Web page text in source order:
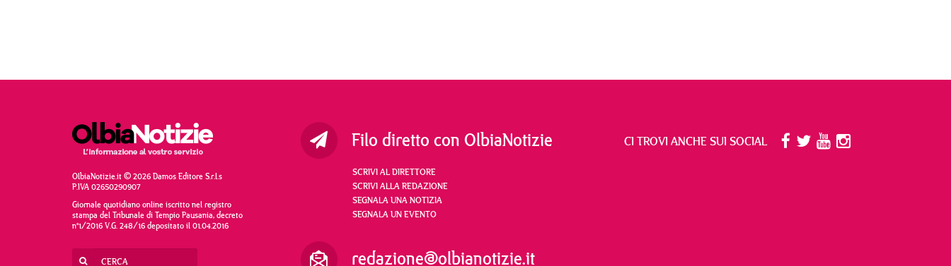
OlbiaNotizie.it © 2026 Damos Editore S.r.l.s
P.IVA 02650290907
Giornale quotidiano online iscritto nel registro
stampa del Tribunale di Tempio Pausania, decreto
n°1/2016 V.G. 248/16 depositato il 01.04.2016
Filo diretto con OlbiaNotizie
SCRIVI AL DIRETTORE
SCRIVI ALLA REDAZIONE
SEGNALA UNA NOTIZIA
SEGNALA UN EVENTO
redazione@olbianotizie.it
CI TROVI ANCHE SUI SOCIAL